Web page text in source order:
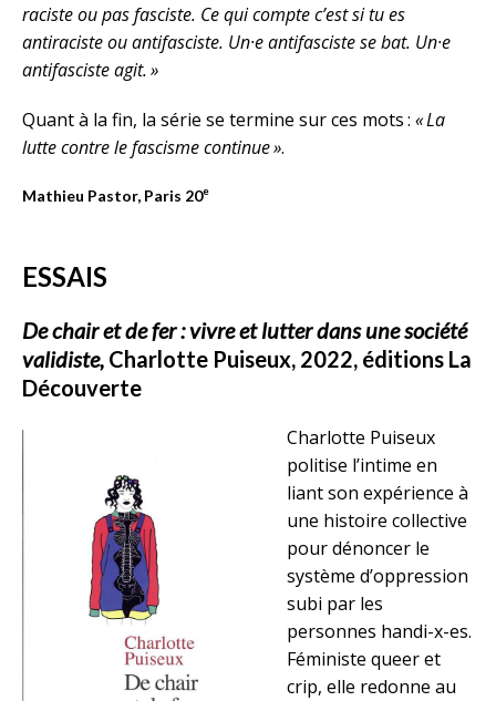
raciste ou pas fasciste. Ce qui compte c’est si tu es
antiraciste ou antifasciste. Un·e antifasciste se bat. Un·e
antifasciste agit. »
Quant à la fin, la série se termine sur ces mots : « La
lutte contre le fascisme continue ».
Mathieu Pastor, Paris 20e
ESSAIS
De chair et de fer : vivre et lutter dans une société
validiste, Charlotte Puiseux, 2022, éditions La
Découverte
Charlotte Puiseux
politise l’intime en
liant son expérience à
une histoire collective
pour dénoncer le
système d’oppression
subi par les
personnes handi-x-es.
Féministe queer et
crip, elle redonne au